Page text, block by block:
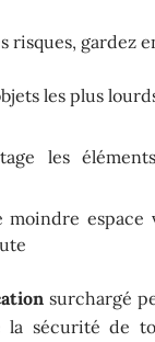
risques, gardez
les plus
les
moindre
surchargé
sécurité de